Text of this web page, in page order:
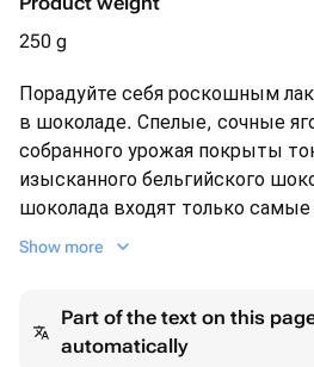
250 g
Порадуйте себя роскошным
в шоколаде. Спелые, сочные
собранного урожая покрыты
изысканного бельгийского
шоколада входят только
ингредиенты - какао-масло и
нежный, молочный вкус, а
дополняет сладкую гамму
Show more
Part of the text on this
automatically